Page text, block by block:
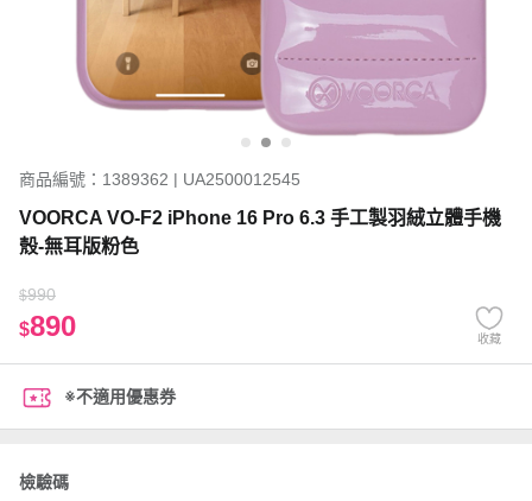
商品編號：1389362 | UA2500012545
VOORCA VO-F2 iPhone 16 Pro 6.3 手工製羽絨立體手機
殼-無耳版粉色
$990
$890 收藏
※不適用優惠券
檢驗碼